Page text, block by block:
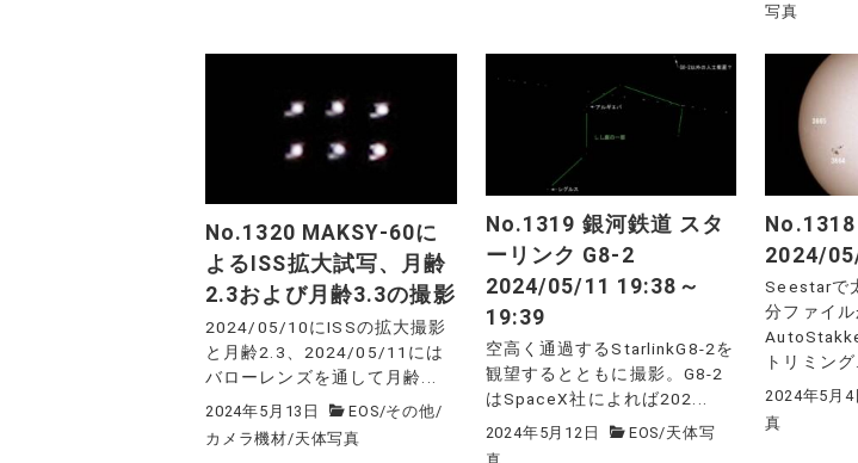
写真
No.1320 MAKSY-60に
よるISS拡大試写、月齢
2.3および月齢3.3の撮影
2024/05/10にISSの拡大撮影
と月齢2.3、2024/05/11には
バローレンズを通して月齢...
2024年5月13日 EOS/その他/
カメラ機材/天体写真
No.1319 銀河鉄道 スタ
ーリンク G8-2
2024/05/11 19:38～
19:39
空高く通過するStarlinkG8-2を
観望するとともに撮影。G8-2
はSpaceX社によれば202...
2024年5月12日 EOS/天体写
2024/
Seestarで
分ファイル
トリミング
2024年5月4
真